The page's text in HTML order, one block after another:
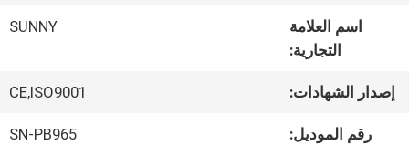
فيديو
معلومات
اسم العلامة
التجارية:
SUNNY
إصدار الشهادات: CE,ISO9001
رقم الموديل: SN-PB965